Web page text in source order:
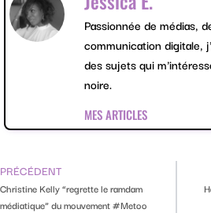
Passionnée de médias,
communication digitale,
des sujets qui
noire.
MES ARTICLES
PRÉCÉDENT
Christine Kelly “regrette le ramdam
médiatique” du mouvement #Metoo